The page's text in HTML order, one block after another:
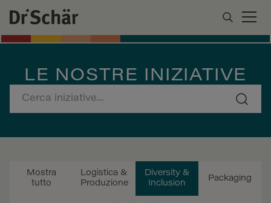
LE NOSTRE INIZIATIVE
Mostra
tutto
Logistica &
Produzione
Diversity &
Inclusion
Packaging